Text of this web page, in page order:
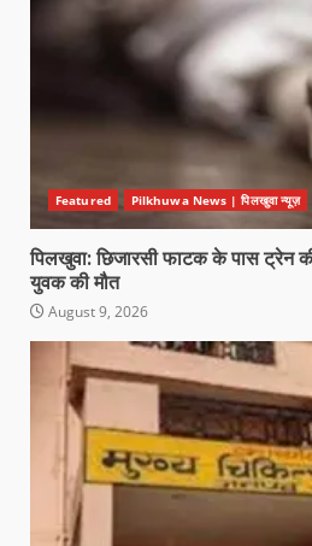
Featured Pilkhuwa News | पिलखुवा न्यूज़
पिलखुवा: छिजारसी फाटक के पास ट्रेन
युवक की मौत
August 9, 2026